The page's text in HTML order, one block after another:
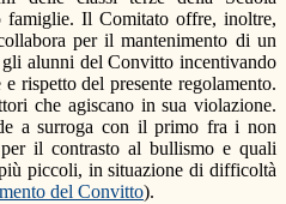
famiglie. Il Comitato offre, inoltre,
per il mantenimento di un
alunni del Convitto incentivando
rispetto del presente regolamento.
che agiscano in sua violazione.
a surroga con il primo fra i non
il contrasto al bullismo e quali
piccoli, in situazione di difficoltà
del Convitto).